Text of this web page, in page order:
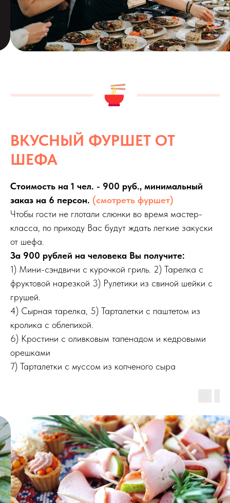
ВКУСНЫЙ ФУРШЕТ ОТ
ШЕФА
Стоимость на 1 чел. - 900 руб., минимальный
заказ на 6 персон. (смотреть фуршет)
Чтобы гости не глотали слюнки во время мастер-
класса, по приходу Вас будут ждать легкие закуски
от шефа.
За 900 рублей на человека Вы получите:
1) Мини-сэндвичи с курочкой гриль. 2) Тарелка с
фруктовой нарезкой 3) Рулетики из свиной шейки с
грушей.
4) Сырная тарелка, 5) Тарталетки с паштетом из
кролика с облепихой.
6) Кростини с оливковым тапенадом и кедровыми
орешками
7) Тарталетки с муссом из копченого сыра